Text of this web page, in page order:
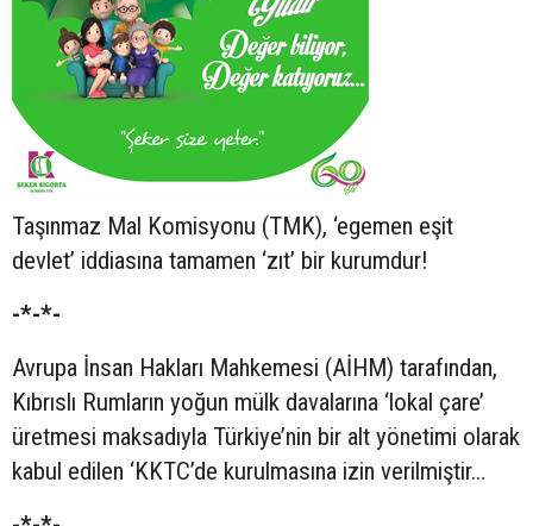
Taşınmaz Mal Komisyonu (TMK), ‘egemen eşit
devlet’ iddiasına tamamen ‘zıt’ bir kurumdur!
-*-*-
Avrupa İnsan Hakları Mahkemesi (AİHM) tarafından,
Kıbrıslı Rumların yoğun mülk davalarına ‘lokal çare’
üretmesi maksadıyla Türkiye’nin bir alt yönetimi olarak
kabul edilen ‘KKTC’de kurulmasına izin verilmiştir…